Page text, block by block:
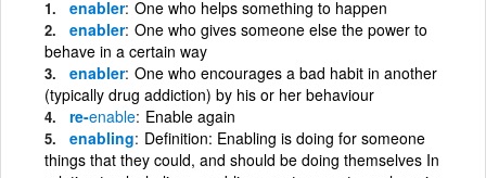
enabler One who helps something to happen
enabler One who gives someone else the power to
behave in a certain way
enabler One who encourages a bad habit in another
(typically drug addiction) by his or her behaviour
re-enable Enable again
enabling Definition: Enabling is doing for someone
things that they could, and should be doing themselves In